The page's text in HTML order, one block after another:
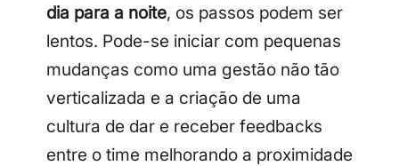
dia para a noite, os passos podem ser
lentos. Pode-se iniciar com pequenas
mudanças como uma gestão não tão
verticalizada e a criação de uma
cultura de dar e receber feedbacks
entre o time melhorando a proximidade